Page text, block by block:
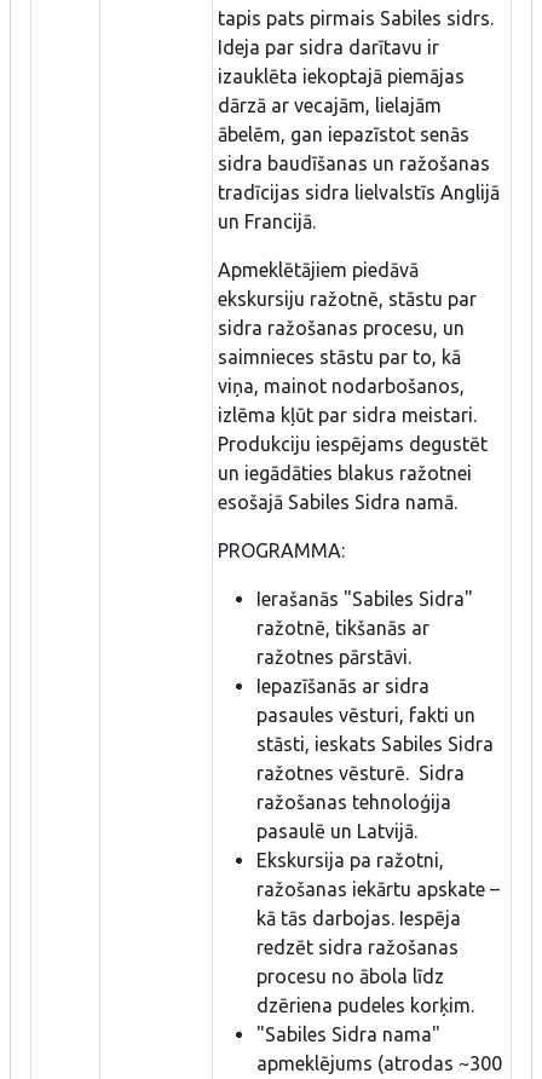
tapis pats pirmais Sabiles sidrs.
Ideja par sidra darītavu ir
izauklēta iekoptajā piemājas
dārzā ar vecajām, lielajām
ābelēm, gan iepazīstot senās
sidra baudīšanas un ražošanas
tradīcijas sidra lielvalstīs Anglijā
un Francijā.
Apmeklētājiem piedāvā
ekskursiju ražotnē, stāstu par
sidra ražošanas procesu, un
saimnieces stāstu par to, kā
viņa, mainot nodarbošanos,
izlēma kļūt par sidra meistari.
Produkciju iespējams degustēt
un iegādāties blakus ražotnei
esošajā Sabiles Sidra namā.
PROGRAMMA:
Ierašanās "Sabiles Sidra"
ražotnē, tikšanās ar
ražotnes pārstāvi.
Iepazīšanās ar sidra
pasaules vēsturi, fakti un
stāsti, ieskats Sabiles Sidra
ražotnes vēsturē. Sidra
ražošanas tehnoloģija
pasaulē un Latvijā.
Ekskursija pa ražotni,
ražošanas iekārtu apskate –
kā tās darbojas. Iespēja
redzēt sidra ražošanas
procesu no ābola līdz
dzēriena pudeles korķim.
"Sabiles Sidra nama"
apmeklējums (atrodas ~300